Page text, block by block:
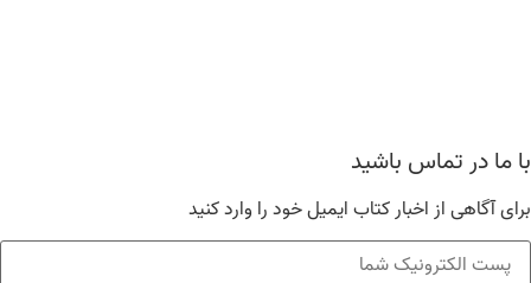
با ما در تماس باشید
برای آگاهی از اخبار کتاب ایمیل خود را وارد کنید